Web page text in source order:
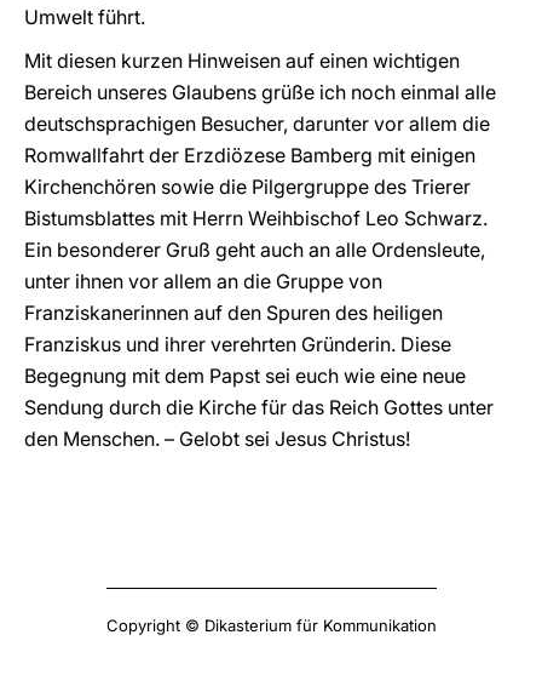
Umwelt führt.
Mit diesen kurzen Hinweisen auf einen wichtigen
Bereich unseres Glaubens grüße ich noch einmal alle
deutschsprachigen Besucher, darunter vor allem die
Romwallfahrt der Erzdiözese Bamberg mit einigen
Kirchenchören sowie die Pilgergruppe des Trierer
Bistumsblattes mit Herrn Weihbischof Leo Schwarz.
Ein besonderer Gruß geht auch an alle Ordensleute,
unter ihnen vor allem an die Gruppe von
Franziskanerinnen auf den Spuren des heiligen
Franziskus und ihrer verehrten Gründerin. Diese
Begegnung mit dem Papst sei euch wie eine neue
Sendung durch die Kirche für das Reich Gottes unter
den Menschen. – Gelobt sei Jesus Christus!
Copyright © Dikasterium für Kommunikation